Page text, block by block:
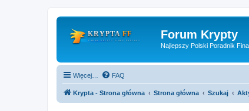
Forum Krypty
Najlepszy Polski Poradnik
Więcej… FAQ
Krypta - Strona główna Strona główna Szukaj